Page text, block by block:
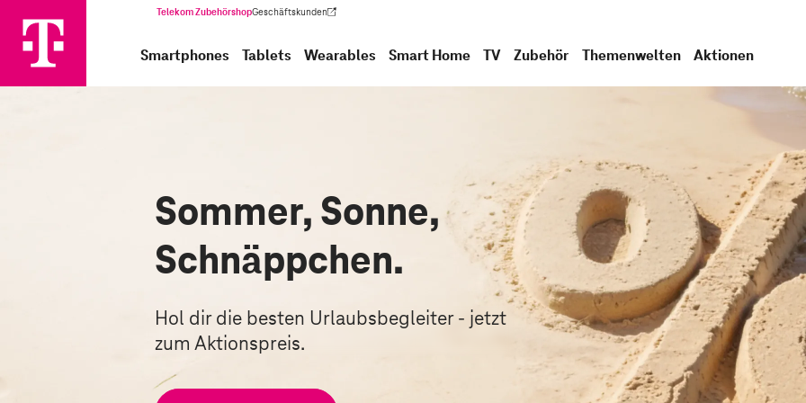
Telekom ZubehörshopGeschäftskunden
(Wird in einem neuen Tab geöffnet)
Smartphones Tablets Wearables Smart Home TV Zubehör Themenwelten Aktionen
Sommer, Sonne,
Schnäppchen.
Hol dir die besten Urlaubsbegleiter - jetzt
zum Aktionspreis.